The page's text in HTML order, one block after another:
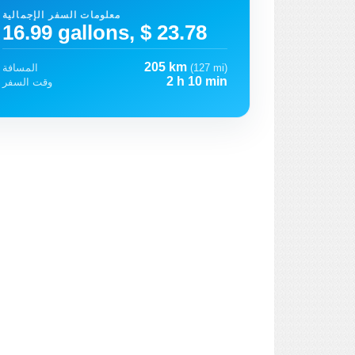
معلومات السفر الإجمالية
16.99 gallons, $ 23.78
المسافة 205 km (127 mi)
وقت السفر
2 h 10 min